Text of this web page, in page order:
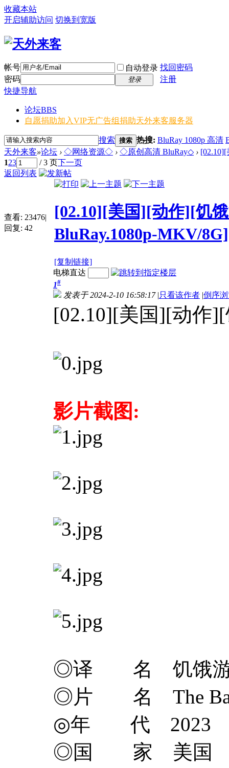
收藏本站
开启辅助访问 切换到宽版
帐号 自动登录 找回密码
密码
登录
注册
快捷导航
论坛BBS
自愿捐助加入VIP无广告组捐助天外来客服务器
搜索 搜索 热搜: BluRay 1080p 高清
天外来客»论坛 › ◇网络资源◇ › ◇原创高清 BluRay◇ ›
123 / 3 页下一页
返回列表
查看: 23476|
回复: 42
[02.10][美国][动作][饥
BluRay.1080p-MKV/
[复制链接]
电梯直达
1#
发表于 2024-2-10 16:58:17 |只看该作者 |倒序
[02.10][美国][动作
影片截图:
◎译 名 饥饿游戏
◎片 名 The
◎年 代 2023
◎国 家 美国